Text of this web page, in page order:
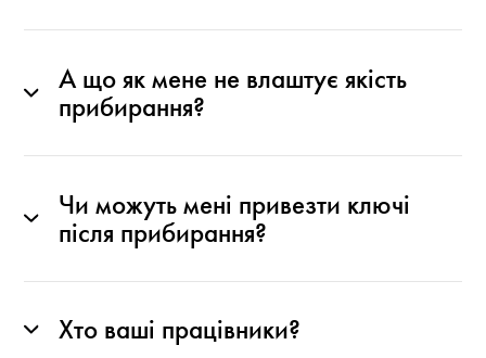
А що як мене не влаштує якість
прибирання?
Чи можуть мені привезти ключі
після прибирання?
Хто ваші працівники?